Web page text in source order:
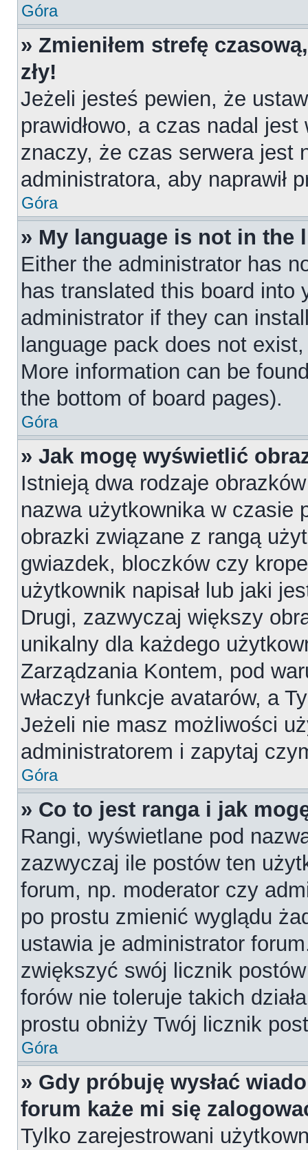
Góra
» Zmieniłem strefę
zły!
Jeżeli jesteś pewien, że
prawidłowo, a czas nadal
znaczy, że czas serwera jest
administratora, aby naprawił
Góra
» My language is not in the
Either the administrator has
has translated this board into
administrator if they can
language pack does not
More information can be
the bottom of board pages).
Góra
» Jak mogę wyświetlić
Istnieją dwa rodzaje
nazwa użytkownika w czasie
obrazki związane z rangą
gwiazdek, bloczków czy
użytkownik napisał lub jaki
Drugi, zazwyczaj większy
unikalny dla każdego
Zarządzania Kontem, pod
właczył funkcje avatarów, a
Jeżeli nie masz możliwości
administratorem i zapytaj
Góra
» Co to jest ranga i jak
Rangi, wyświetlane pod
zazwyczaj ile postów ten
forum, np. moderator czy
po prostu zmienić wyglądu
ustawia je administrator
zwiększyć swój licznik
forów nie toleruje takich
prostu obniży Twój licznik
Góra
» Gdy próbuję wysłać
forum każe mi się
Tylko zarejestrowani